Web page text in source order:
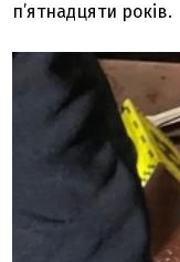
п’ятнадцяти років.